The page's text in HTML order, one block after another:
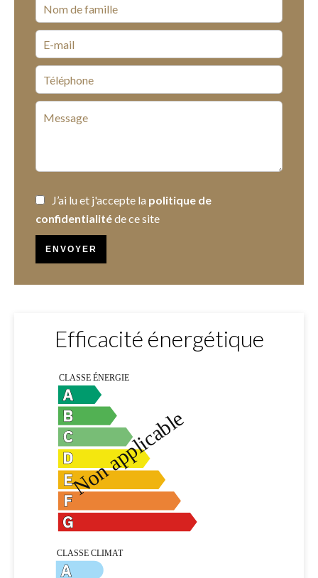
J’ai lu et j'accepte la politique de
confidentialitéde ce site
ENVOYER
Efficacité énergétique